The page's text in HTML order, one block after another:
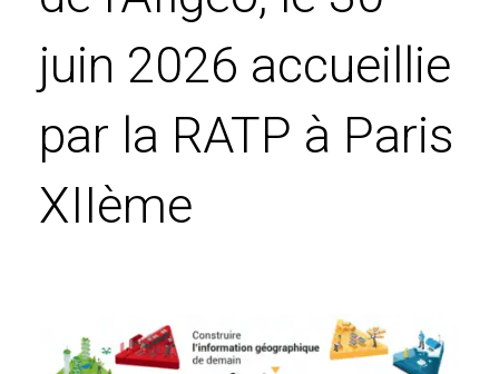
juin 2026 accueillie
par la RATP à Paris
XIIème